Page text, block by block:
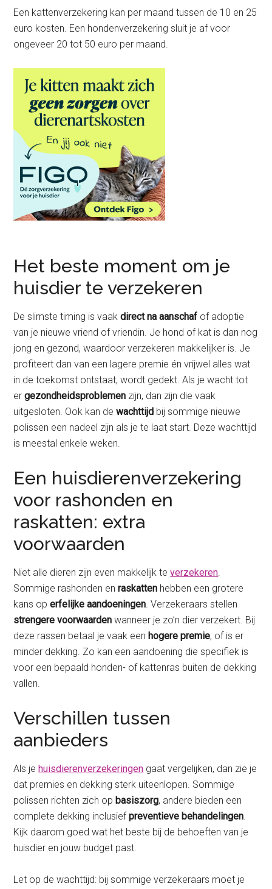
Een kattenverzekering kan per maand tussen de 10 en 25
euro kosten. Een hondenverzekering sluit je af voor
ongeveer 20 tot 50 euro per maand.
Het beste moment om je
huisdier te verzekeren
De slimste timing is vaakdirect na aanschaf of adoptie
van je nieuwe vriend of vriendin. Je hond of kat is dan nog
jong en gezond, waardoor verzekeren makkelijker is. Je
profiteert dan van een lagere premie én vrijwel alles wat
in de toekomst ontstaat, wordt gedekt. Als je wacht tot
ergezondheidsproblemen zijn, dan zijn die vaak
uitgesloten. Ook kan dewachttijd bij sommige nieuwe
polissen een nadeel zijn als je te laat start. Deze wachttijd
is meestal enkele weken.
Een huisdierenverzekering
voor rashonden en
raskatten: extra
voorwaarden
Niet alle dieren zijn even makkelijk teverzekeren.
Sommige rashonden enraskatten hebben een grotere
kans operfelijke aandoeningen. Verzekeraars stellen
strengere voorwaardenwanneer je zo’n dier verzekert. Bij
deze rassen betaal je vaak een hogere premie, of is er
minder dekking. Zo kan een aandoening die specifiek is
voor een bepaald honden- of kattenras buiten de dekking
vallen.
Verschillen tussen
aanbieders
Als je huisdierenverzekeringen gaat vergelijken, dan zie je
dat premies en dekking sterk uiteenlopen. Sommige
polissen richten zich op basiszorg, andere bieden een
complete dekking inclusiefpreventieve behandelingen.
Kijk daarom goed wat het beste bij de behoeften van je
huisdier en jouw budget past.
Let op de wachttijd: bij sommige verzekeraars moet je